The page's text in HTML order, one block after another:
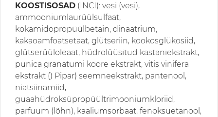
KOOSTISOSAD (INCI): vesi (vesi),
ammooniumlaurüülsulfaat,
kokamidopropüülbetain, dinaatrium,
kakaoamfoatsetaat, glütseriin, kookosglükosiid,
glütserüüloleaat, hüdrolüüsitud kastaniekstrakt,
punica granatumi koore ekstrakt, vitis vinifera
ekstrakt () Pipar) seemneekstrakt, pantenool,
niatsiinamiid,
guaahüdroksüpropüültrimooniumkloriid,
parfüüm (lõhn), kaaliumsorbaat, fenoksüetanool,